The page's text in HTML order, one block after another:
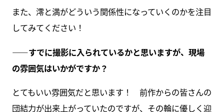
また、澪と満がどういう関係性になっていくのかを注目
してみてください！
――すでに撮影に入られているかと思いますが、現場
の雰囲気はいかがですか？
とてもいい雰囲気だと思います！ 前作からの皆さんの
団結力が出来上がっていたのですが、その輪に優しく迎